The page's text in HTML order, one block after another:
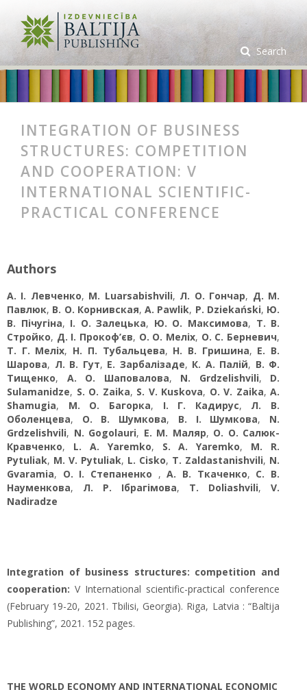
Search
INTEGRATION OF BUSINESS
STRUCTURES: COMPETITION
AND COOPERATION: V
INTERNATIONAL SCIENTIFIC-
PRACTICAL CONFERENCE
Authors
А. І. Левченко, M. Luarsabishvili, Л. О. Гончар, Д. М.
Павлюк, В. О. Корнивская, A. Pawlik, P. Dziekański, Ю.
В. Пічугіна, І. О. Залецька, Ю. О. Максимова, Т. В.
Стройко, Д. І. Прокоф’єв, О. О. Меліх, О. С. Берневич,
Т. Г. Меліх, Н. П. Тубальцева, Н. В. Гришина, Е. В.
Шарова, Л. В. Гут, Е. Зарбалізаде, К. А. Палій, В. Ф.
Тищенко, А. О. Шаповалова, N. Grdzelishvili, D.
Sulamanidze, S. O. Zaika, S. V. Kuskova, О. V. Zaika, A.
Shamugia, М. О. Багорка, І. Г. Кадирус, Л. В.
Оболенцева, О. В. Шумкова, В. І. Шумкова, N.
Grdzelishvili, N. Gogolauri, Е. М. Маляр, О. О. Салюк-
Кравченко, L. A. Yaremko, S. A. Yaremko, M. R.
Pytuliak, M. V. Pytuliak, L. Cisko, T. Zaldastanishvili, N.
Gvaramia, О. І. Степаненко ,А. В. Ткаченко, С. В.
Науменкова, Л. Р. Ібрагімова, T. Doliashvili, V.
Nadiradze
Integration of business structures: competition and
cooperation: V International scientific-practical conference
(February 19-20, 2021. Tbilisi, Georgia). Riga, Latvia : “Baltija
Publishing”, 2021. 152 pages.
THE WORLD ECONOMY AND INTERNATIONAL ECONOMIC